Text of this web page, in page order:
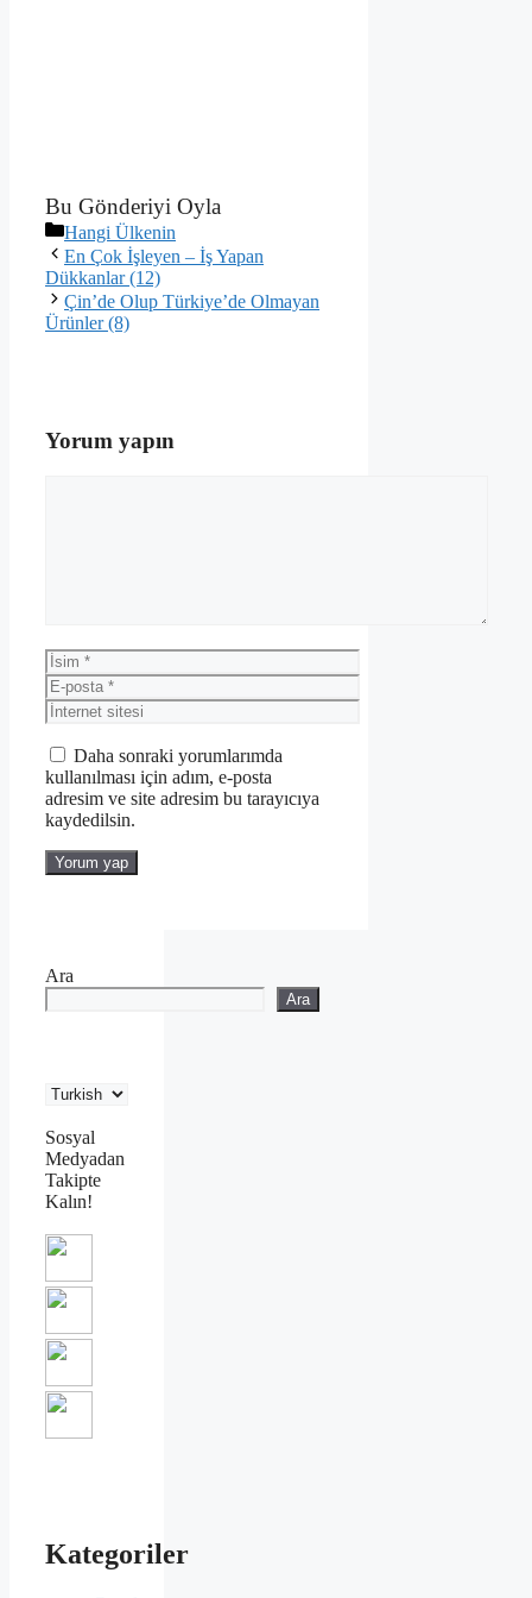
Bu Gönderiyi Oyla
Kategoriler
Hangi Ülkenin
En Çok İşleyen – İş Yapan
Dükkanlar (12)
Çin’de Olup Türkiye’de Olmayan
Ürünler (8)
Yorum yapın
İsim
E-
posta
İnternet
sitesi
Daha sonraki yorumlarımda
kullanılması için adım, e-posta
adresim ve site adresim bu tarayıcıya
kaydedilsin.
Ara
Ara
Sosyal
Medyadan
Takipte
Kalın!
Kategoriler